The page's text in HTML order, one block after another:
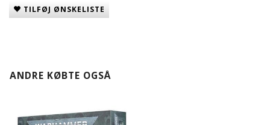
TILFØJ ØNSKELISTE
ANDRE KØBTE OGSÅ